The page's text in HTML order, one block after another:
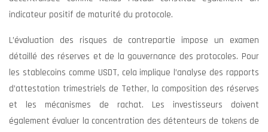
indicateur positif de maturité du protocole.
L’évaluation des risques de contrepartie impose un examen
détaillé des réserves et de la gouvernance des protocoles. Pour
les stablecoins comme USDT, cela implique l’analyse des rapports
d’attestation trimestriels de Tether, la composition des réserves
et les mécanismes de rachat. Les investisseurs doivent
également évaluer la concentration des détenteurs de tokens de